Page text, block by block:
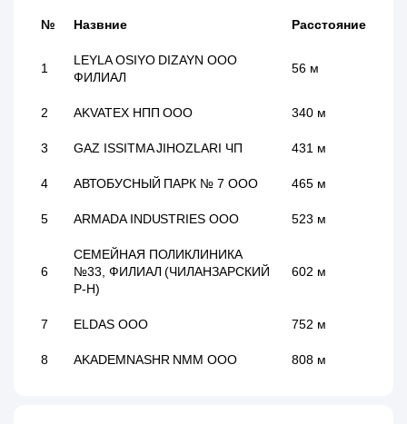
№ Назвние Расстояние
1
LEYLA OSIYO DIZAYN ООО
ФИЛИАЛ
56 м
2 AKVATEX НПП ООО 340 м
3 GAZ ISSITMA JIHOZLARI ЧП 431 м
4 АВТОБУСНЫЙ ПАРК № 7 ООО 465 м
5 ARMADA INDUSTRIES ООО 523 м
6
СЕМЕЙНАЯ ПОЛИКЛИНИКА
№33, ФИЛИАЛ (ЧИЛАНЗАРСКИЙ
Р-Н)
602 м
7 ELDAS ООО 752 м
8 AKADEMNASHR NMM ООО 808 м